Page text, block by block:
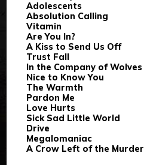
Adolescents
Absolution Calling
Vitamin
Are You In?
A Kiss to Send Us Off
Trust Fall
In the Company of Wolves
Nice to Know You
The Warmth
Pardon Me
Love Hurts
Sick Sad Little World
Drive
Megalomaniac
A Crow Left of the Murder